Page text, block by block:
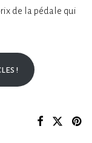
de la pédale qui
!